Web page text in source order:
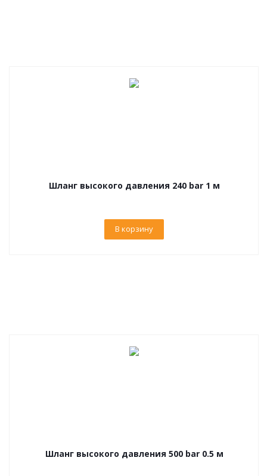
Шланг высокого давления 240 bar 1 м
В корзину
Шланг высокого давления 500 bar 0.5 м